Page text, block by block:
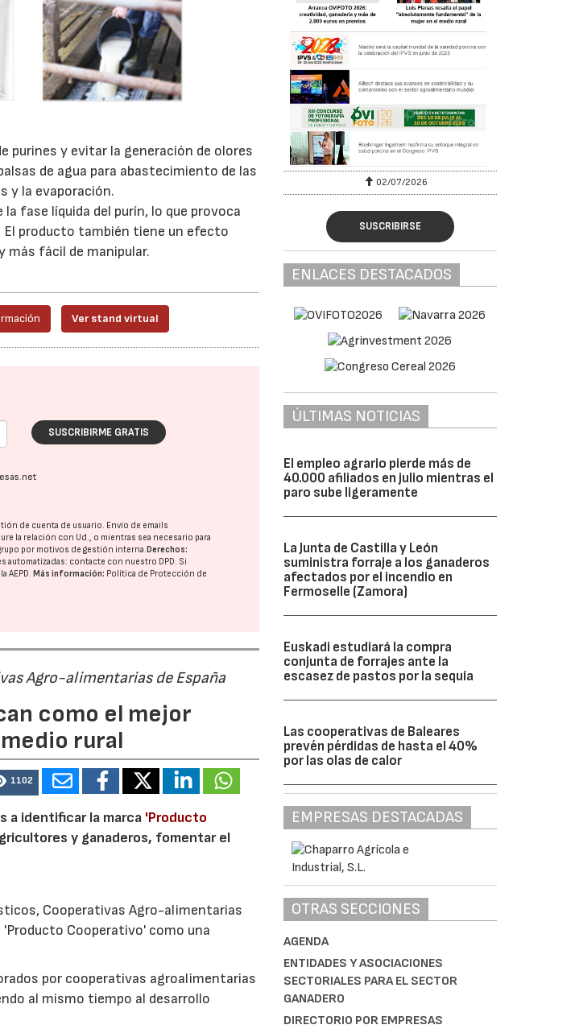
purines y evitar la generación de olores
de agua para abastecimiento de las
y la evaporación.
fase líquida del purín, lo que provoca
El producto también tiene un efecto
más fácil de manipular.
Ver stand virtual
SUSCRIBIRME GRATIS
de cuenta de usuario. Envío de emails
la relación con Ud., o mientras sea necesario para
por motivos de gestión interna. Derechos:
automatizadas: contacte con nuestro DPD. Si
laAEPD. Más información: Política de Protección de
Agro-alimentarias de España
como el mejor
rural
1102
a identificar la marca 'Producto
y ganaderos, fomentar el
Cooperativas Agro-alimentarias
'Producto Cooperativo' como una
por cooperativas agroalimentarias
al mismo tiempo al desarrollo
02/07/2026
SUSCRIBIRSE
ENLACES DESTACADOS
ÚLTIMAS NOTICIAS
El empleo agrario pierde más de
40.000 afiliados en julio mientras el
paro sube ligeramente
La Junta de Castilla y León
suministra forraje a los ganaderos
afectados por el incendio en
Fermoselle (Zamora)
Euskadi estudiará la compra
conjunta de forrajes ante la
escasez de pastos por la sequía
Las cooperativas de Baleares
prevén pérdidas de hasta el 40%
por las olas de calor
EMPRESAS DESTACADAS
OTRAS SECCIONES
AGENDA
ENTIDADES Y ASOCIACIONES
SECTORIALES PARA EL SECTOR
GANADERO
DIRECTORIO POR EMPRESAS